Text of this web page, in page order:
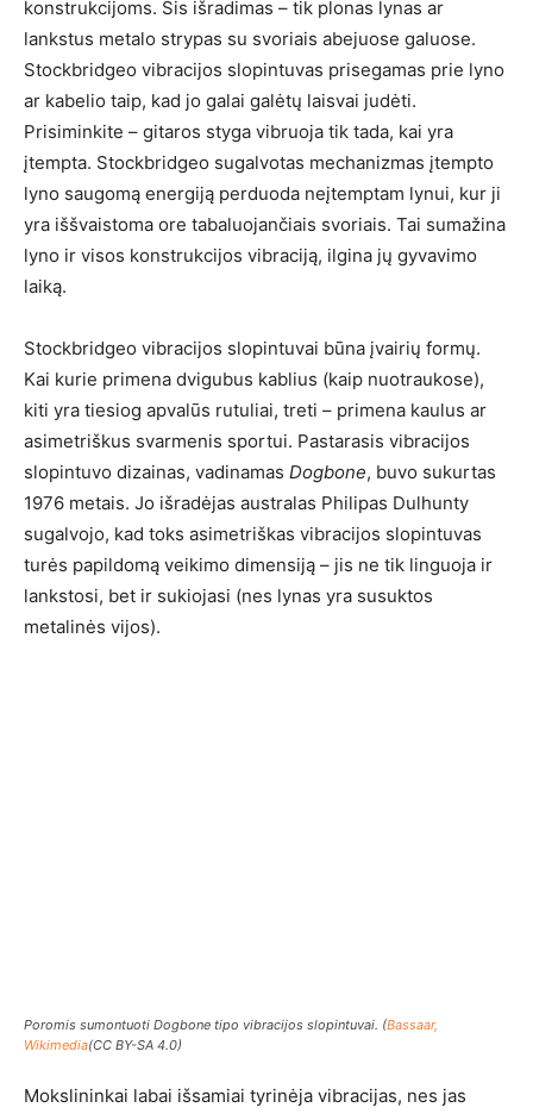
konstrukcijoms. Šis išradimas – tik plonas lynas ar
lankstus metalo strypas su svoriais abejuose galuose.
Stockbridgeo vibracijos slopintuvas prisegamas prie lyno
ar kabelio taip, kad jo galai galėtų laisvai judėti.
Prisiminkite – gitaros styga vibruoja tik tada, kai yra
įtempta. Stockbridgeo sugalvotas mechanizmas įtempto
lyno saugomą energiją perduoda neįtemptam lynui, kur ji
yra iššvaistoma ore tabaluojančiais svoriais. Tai sumažina
lyno ir visos konstrukcijos vibraciją, ilgina jų gyvavimo
laiką.
Stockbridgeo vibracijos slopintuvai būna įvairių formų.
Kai kurie primena dvigubus kablius (kaip nuotraukose),
kiti yra tiesiog apvalūs rutuliai, treti – primena kaulus ar
asimetriškus svarmenis sportui. Pastarasis vibracijos
slopintuvo dizainas, vadinamas Dogbone, buvo sukurtas
1976 metais. Jo išradėjas australas Philipas Dulhunty
sugalvojo, kad toks asimetriškas vibracijos slopintuvas
turės papildomą veikimo dimensiją – jis ne tik linguoja ir
lankstosi, bet ir sukiojasi (nes lynas yra susuktos
metalinės vijos).
Poromis sumontuoti Dogbone tipo vibracijos slopintuvai. (Bassaar,
Wikimedia(CC BY-SA 4.0)
Mokslininkai labai išsamiai tyrinėja vibracijas, nes jas